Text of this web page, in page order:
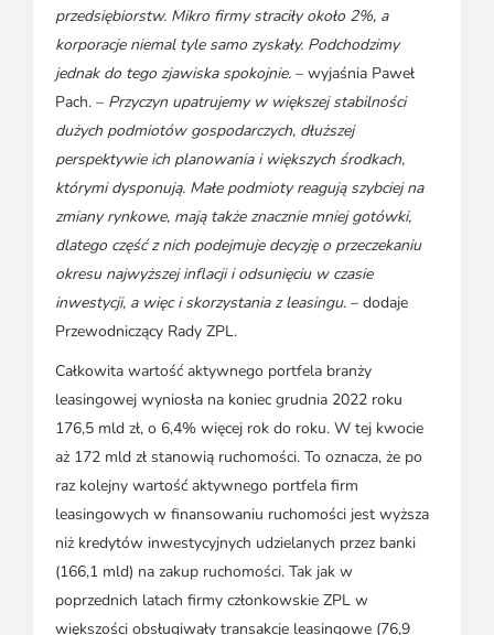
przedsiębiorstw. Mikro firmy straciły około 2%, a
korporacje niemal tyle samo zyskały. Podchodzimy
jednak do tego zjawiska spokojnie. – wyjaśnia Paweł
Pach. – Przyczyn upatrujemy w większej stabilności
dużych podmiotów gospodarczych, dłuższej
perspektywie ich planowania i większych środkach,
którymi dysponują. Małe podmioty reagują szybciej na
zmiany rynkowe, mają także znacznie mniej gotówki,
dlatego część z nich podejmuje decyzję o przeczekaniu
okresu najwyższej inflacji i odsunięciu w czasie
inwestycji, a więc i skorzystania z leasingu. – dodaje
Przewodniczący Rady ZPL.
Całkowita wartość aktywnego portfela branży
leasingowej wyniosła na koniec grudnia 2022 roku
176,5 mld zł, o 6,4% więcej rok do roku. W tej kwocie
aż 172 mld zł stanowią ruchomości. To oznacza, że po
raz kolejny wartość aktywnego portfela firm
leasingowych w finansowaniu ruchomości jest wyższa
niż kredytów inwestycyjnych udzielanych przez banki
(166,1 mld) na zakup ruchomości. Tak jak w
poprzednich latach firmy członkowskie ZPL w
większości obsługiwały transakcje leasingowe (76,9